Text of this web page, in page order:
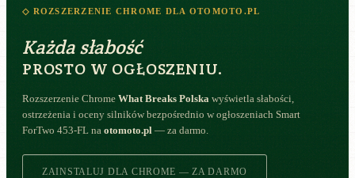
◇ ROZSZERZENIE CHROME DLA OTOMOTO.PL
Każda słabość
PROSTO W OGŁOSZENIU.
Rozszerzenie Chrome What Breaks Polska wyświetla słabości,
ostrzeżenia i oceny silników bezpośrednio w ogłoszeniach Smart
ForTwo 453-FL na otomoto.pl — za darmo.
ZAINSTALUJ DLA CHROME — ZA DARMO